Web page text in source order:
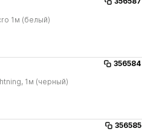
1м (белый)
356584
1м (черный)
356585